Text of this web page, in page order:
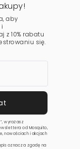
aby
z 10% rabatu
się.
wyrażasz
od Mosquito,
nowościach i akcjach
oznacza zgodę na